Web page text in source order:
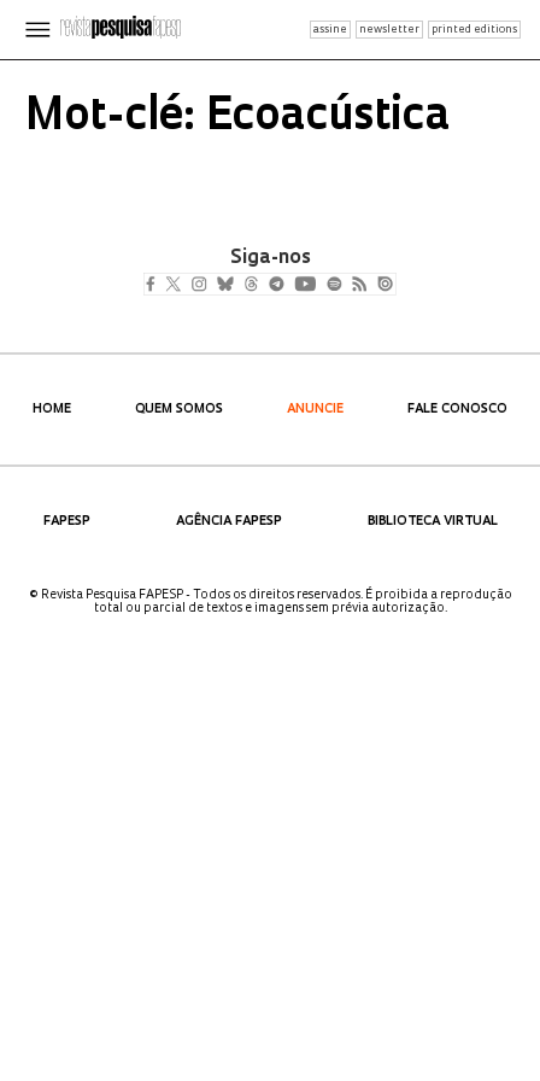
assine newsletter printed editions
Mot-clé: Ecoacústica
Siga-nos
HOME QUEM SOMOS ANUNCIE FALE CONOSCO
FAPESP AGÊNCIA FAPESP BIBLIOTECA VIRTUAL
© Revista Pesquisa FAPESP - Todos os direitos reservados. É proibida a reprodução
total ou parcial de textos e imagens sem prévia autorização.